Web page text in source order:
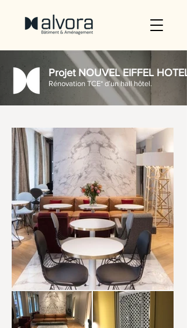
Projet NOUVEL EIFFEL HOTEL.
Rénovation TCE* d’un hall hôtel.